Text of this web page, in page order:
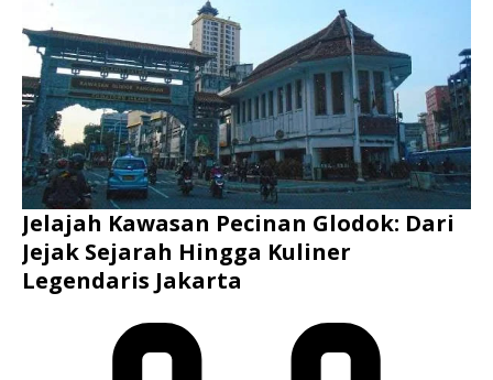
Jelajah Kawasan Pecinan Glodok: Dari
Jejak Sejarah Hingga Kuliner
Legendaris Jakarta